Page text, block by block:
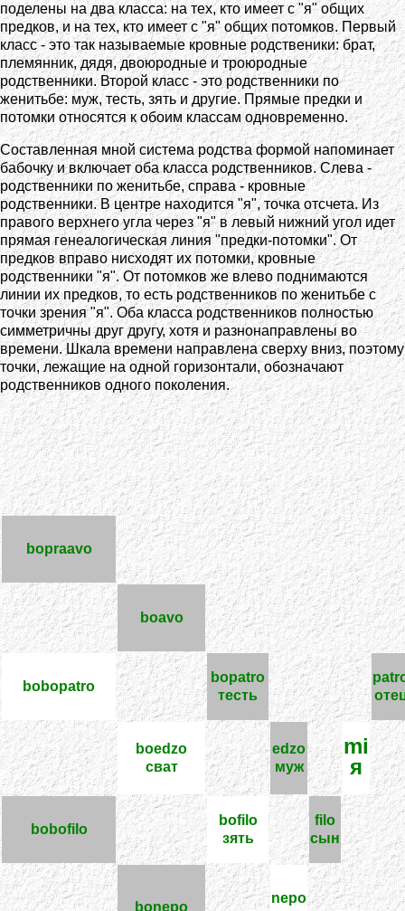
поделены на два класса: на тех, кто имеет с "я" общих
предков, и на тех, кто имеет с "я" общих потомков. Первый
класс - это так называемые кровные родственики: брат,
племянник, дядя, двоюродные и троюродные
родственники. Второй класс - это родственники по
женитьбе: муж, тесть, зять и другие. Прямые предки и
потомки относятся к обоим классам одновременно.
Составленная мной система родства формой напоминает
бабочку и включает оба класса родственников. Слева -
родственники по женитьбе, справа - кровные
родственники. В центре находится "я", точка отсчета. Из
правого верхнего угла через "я" в левый нижний угол идет
прямая генеалогическая линия "предки-потомки". От
предков вправо нисходят их потомки, кровные
родственники "я". От потомков же влево поднимаются
линии их предков, то есть родственников по женитьбе с
точки зрения "я". Оба класса родственников полностью
симметричны друг другу, хотя и разнонаправлены во
времени. Шкала времени направлена сверху вниз, поэтому
точки, лежащие на одной горизонтали, обозначают
родственников одного поколения.
bopraavo
boavo
bobopatro
bopatro
тесть
boedzo
сват
edzo
муж
mi
я
bobofilo
bofilo
зять
filo
сын
bonepo
nepo